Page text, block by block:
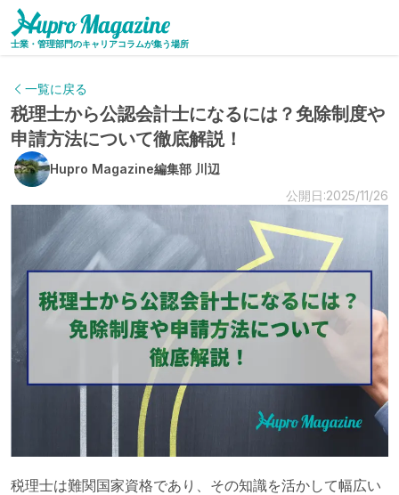
士業・管理部門のキャリアコラムが集う場所
一覧に戻る
税理士から公認会計士になるには？免除制度や
申請方法について徹底解説！
Hupro Magazine編集部 川辺
公開日:2025/11/26
税理士は難関国家資格であり、その知識を活かして幅広い